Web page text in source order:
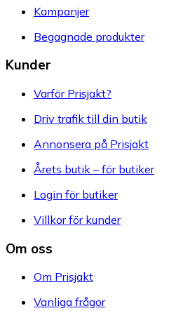
Kampanjer
Begagnade produkter
Kunder
Varför Prisjakt?
Driv trafik till din butik
Annonsera på Prisjakt
Årets butik – för butiker
Login för butiker
Villkor för kunder
Om oss
Om Prisjakt
Vanliga frågor